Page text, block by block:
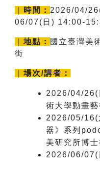
時間： 2026/04/
06/07(日) 14:00-
地點： 國立臺灣美
街
場次/講者：
2026/04/26(
術大學動畫
2026/05/16(
器》系列
美研究所博
2026/06/07(